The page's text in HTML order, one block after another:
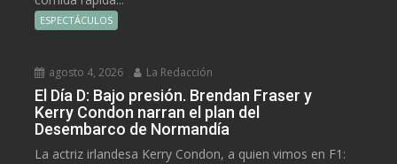
ESPECTÁCULOS
agosto 4, 2026 La Redacción
El Día D: Bajo presión. Brendan Fraser y
Kerry Condon narran el plan del
Desembarco de Normandía
La actriz irlandesa Kerry Condon, a quien vimos en F1: